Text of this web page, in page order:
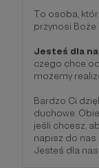
To osoba,
przynosi Boże
Jesteś dla
czego chce
możemy
Bardzo Ci
duchowe.
jeśli chcesz,
napisz do nas
Jesteś dla